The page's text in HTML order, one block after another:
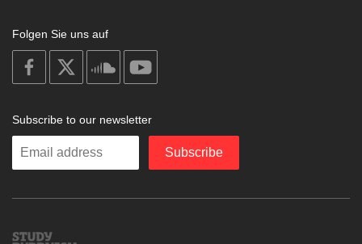
Folgen Sie uns auf
on
facebook
soundcloud
Subscribe to our newsletter
Enter
Subscribe
Study